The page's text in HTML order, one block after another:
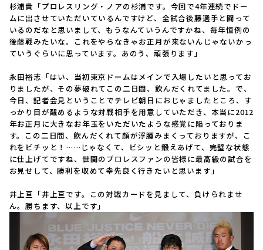
杉浦貴「プロレスリング・ノアの杉浦です。今回で4年連続でドー
ムに出させていただいているんですけど、全試合後藤選手と闘って
いるのだなと思いまして、もうなんていうんですかね、毎年恒例の
後藤戦みたいな。これをやらなきゃお正月が来ないんじゃないかっ
ていうぐらいに思っています。あのう、頑張ります」
永田裕志「はい、当初東京ドームはメインで入場したいと思ってお
りましたが、その夢破れてこの二日間、飲んだくれてました。で、
今日、記者会見ということでテレビ朝日におじゃましたところ、す
っかり目が醒めるような対戦相手を用意していただき、本当に2012
年お正月に大きなお年玉をいただいたような感覚に陥っておりま
す。この二日間、飲んだくれて顔が浮腫みまくっておりますが、こ
れをビチッと！……じゃなくて、ビシッと鍛えあげて、完璧な状態
に仕上げてですね、世間のプロレスファンの皆様に最高級の試合を
お見せして、勝利を収めて幸先良く行きたいと思います」
井上亘「井上亘です。この対戦カードを見まして、負けられませ
ん。勝ちます、以上です」